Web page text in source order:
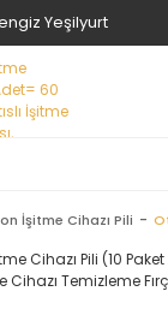
Yeşilyurt
İşitme Cihazı Pili